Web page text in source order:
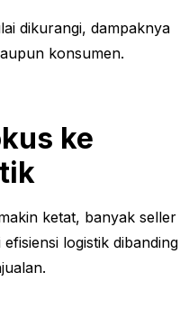
dikurangi, dampaknya
konsumen.
ke
ketat, banyak seller
logistik dibanding